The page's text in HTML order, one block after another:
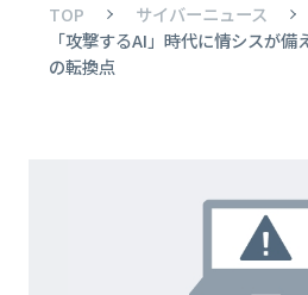
TOP
サイバーニュース
「攻撃するAI」時代に情シスが
の転換点